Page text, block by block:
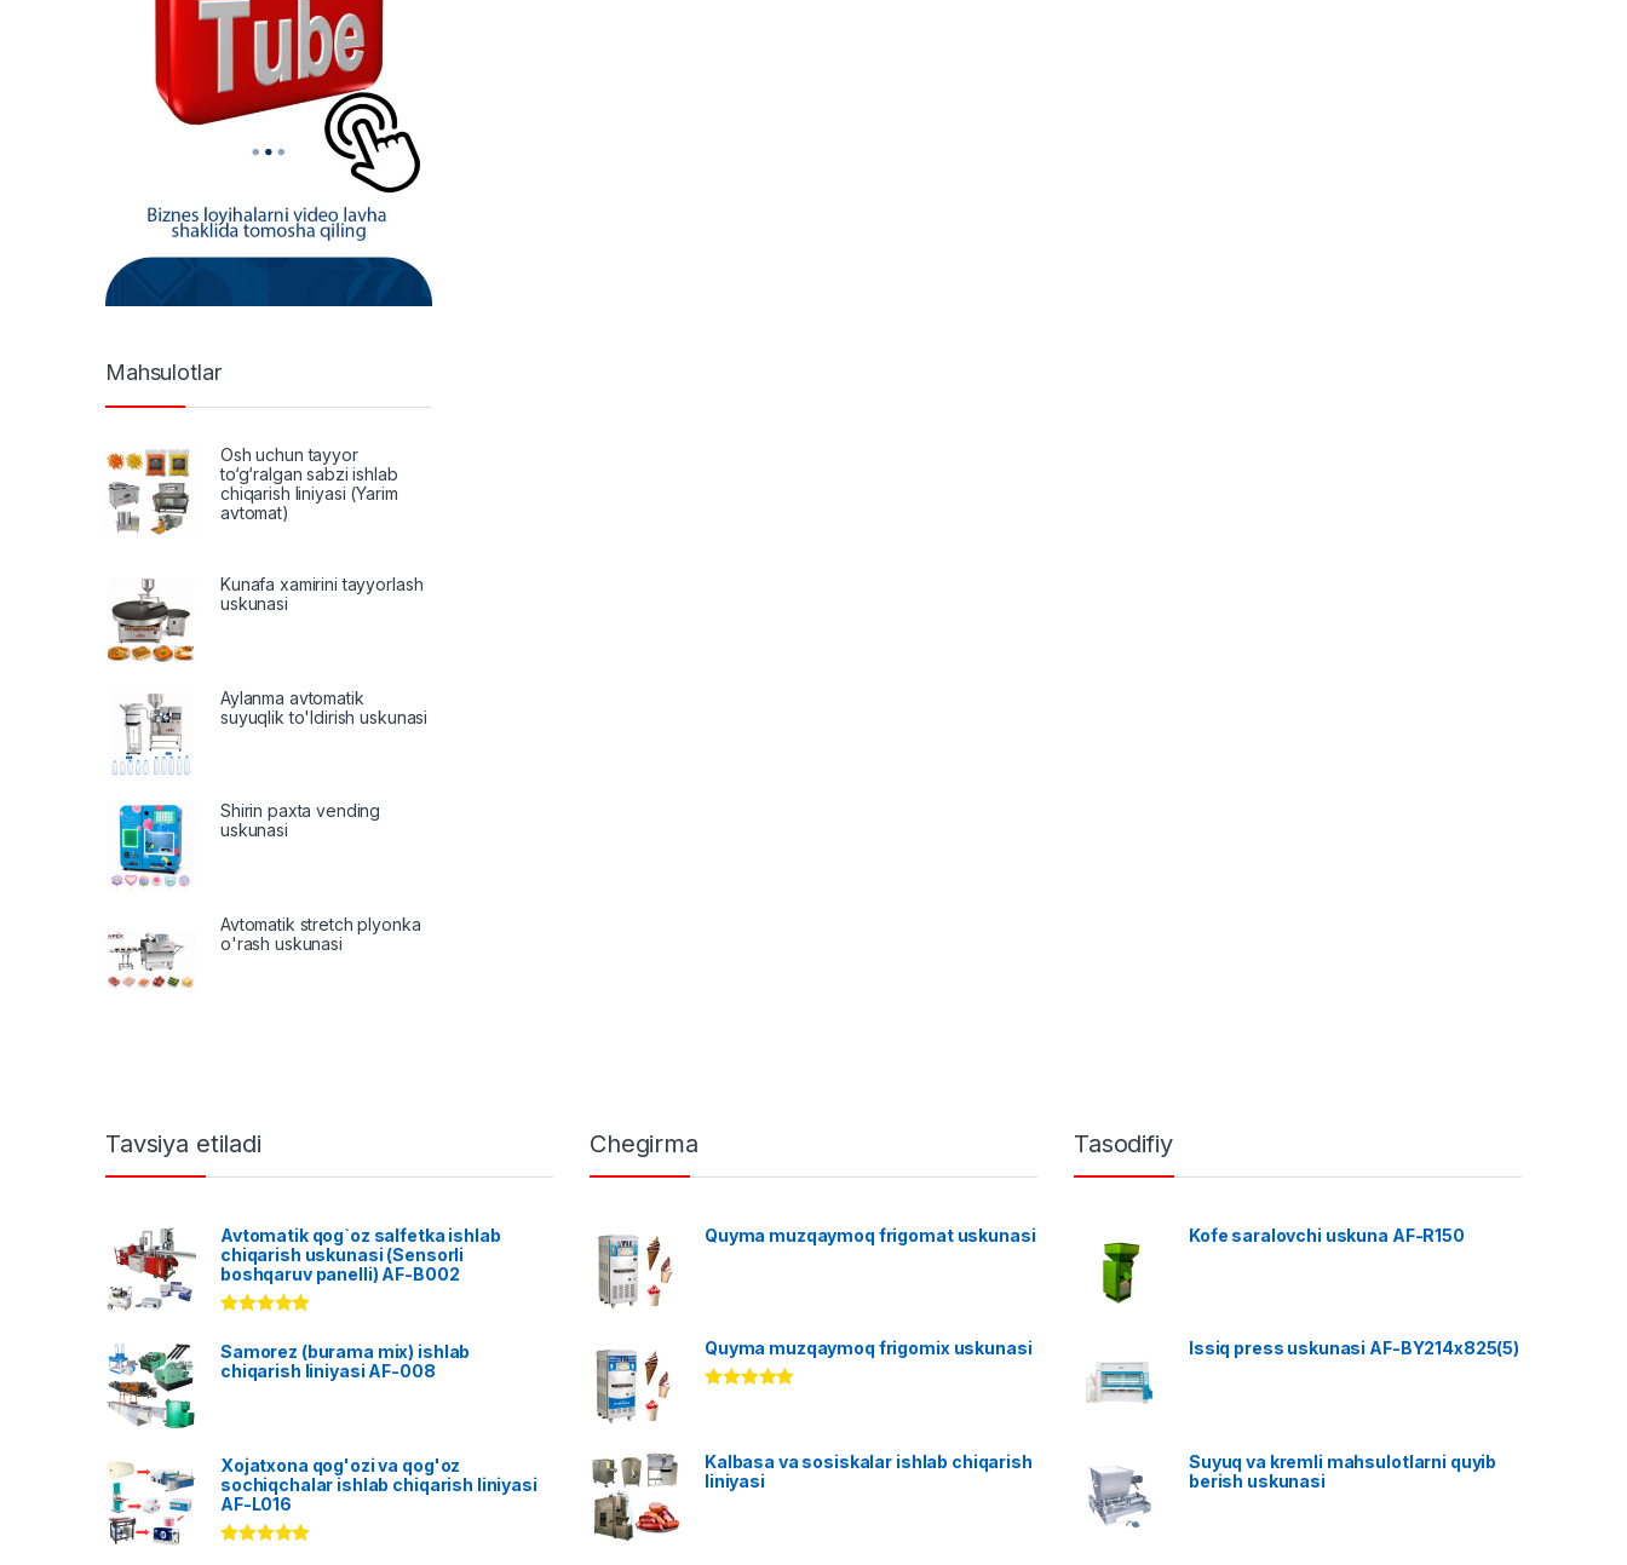
Mahsulotlar
Osh uchun tayyor
to‘g‘ralgan sabzi ishlab
chiqarish liniyasi (Yarim
avtomat)
Kunafa xamirini tayyorlash
uskunasi
Aylanma avtomatik
suyuqlik to'ldirish uskunasi
Shirin paxta vending
uskunasi
Avtomatik stretch plyonka
o'rash uskunasi
Tavsiya etiladi
Avtomatik qog`oz salfetka ishlab
chiqarish uskunasi (Sensorli
boshqaruv panelli) AF-B002
out of 5
Samorez (burama mix) ishlab
chiqarish liniyasi AF-008
Xojatxona qog'ozi va qog'oz
sochiqchalar ishlab chiqarish liniyasi
AF-L016
Chegirma
Quyma muzqaymoq frigomat uskunasi
Quyma muzqaymoq frigomix uskunasi
Kalbasa va sosiskalar ishlab chiqarish
liniyasi
Tasodifiy
Kofe saralovchi uskuna AF-R150
Issiq press uskunasi AF-BY214x825(5)
Suyuq va kremli mahsulotlarni quyib
berish uskunasi